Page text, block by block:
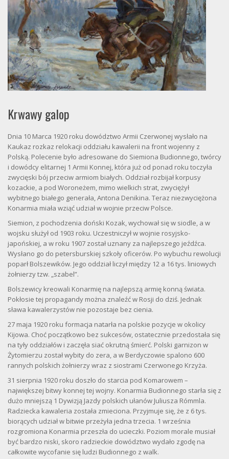
Krwawy galop
Dnia 10 Marca 1920 roku dowództwo Armii Czerwonej wysłało na
Kaukaz rozkaz relokacji oddziału kawalerii na front wojenny z
Polską. Polecenie było adresowane do Siemiona Budionnego, twórcy
i dowódcy elitarnej 1 Armii Konnej, która już od ponad roku toczyła
zwycięski bój przeciw armiom białych. Oddział rozbijał korpusy
kozackie, a pod Woroneżem, mimo wielkich strat, zwyciężył
wybitnego białego generała, Antona Denikina. Teraz niezwyciężona
Konarmia miała wziąć udział w wojnie przeciw Polsce.
Siemion, z pochodzenia doński Kozak, wychował się w siodle, a w
wojsku służył od 1903 roku. Uczestniczył w wojnie rosyjsko-
japońskiej, a w roku 1907 został uznany za najlepszego jeźdźca.
Wysłano go do petersburskiej szkoły oficerów. Po wybuchu rewolucji
poparł Bolszewików. Jego oddział liczył między 12 a 16 tys. liniowych
żołnierzy tzw. „szabel”.
Bolszewicy kreowali Konarmię na najlepszą armię konną świata.
Pokłosie tej propagandy można znaleźć w Rosji do dziś. Jednak
sława kawalerzystów nie pozostaje bez cienia.
27 maja 1920 roku formacja natarła na polskie pozycje w okolicy
Kijowa. Choć początkowo bez sukcesów, ostatecznie przedostała się
na tyły oddziałów i zaczęła siać okrutną śmierć. Polski garnizon w
Żytomierzu został wybity do zera, a w Berdyczowie spalono 600
rannych polskich żołnierzy wraz z siostrami Czerwonego Krzyża.
31 sierpnia 1920 roku doszło do starcia pod Komarowem –
największej bitwy konnej tej wojny. Konarmia Budionnego starła się z
dużo mniejszą 1 Dywizją Jazdy polskich ułanów Juliusza Rómmla.
Radziecka kawaleria została zmieciona. Przyjmuje się, że z 6 tys.
biorących udział w bitwie przeżyła jedna trzecia. 1 września
rozgromiona Konarmia przeszła do ucieczki. Poziom morale musiał
być bardzo niski, skoro radzieckie dowództwo wydało zgodę na
całkowite wycofanie się ludzi Budionnego z walk.